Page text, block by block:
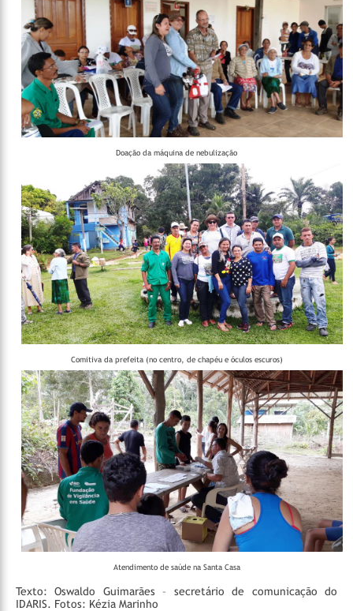
Doação da máquina de nebulização
Comitiva da prefeita (no centro, de chapéu e óculos escuros)
Atendimento de saúde na Santa Casa
Texto: Oswaldo Guimarães – secretário de comunicação do
IDARIS. Fotos: Kézia Marinho